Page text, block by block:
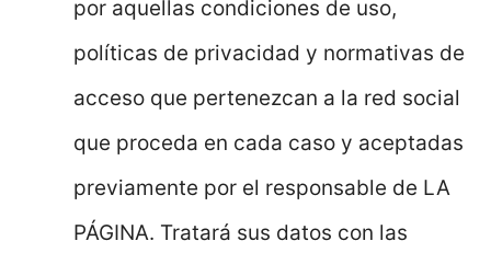
por aquellas condiciones de uso,
políticas de privacidad y normativas de
acceso que pertenezcan a la red social
que proceda en cada caso y aceptadas
previamente por el responsable de LA
PÁGINA. Tratará sus datos con las